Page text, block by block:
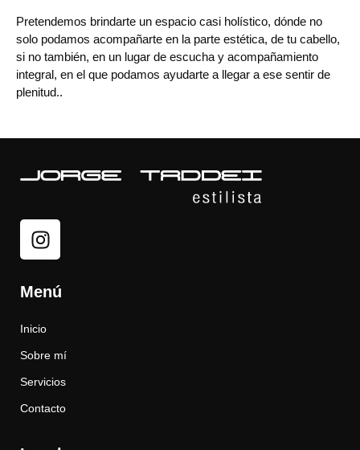
Pretendemos brindarte un espacio casi holístico, dónde no
solo podamos acompañarte en la parte estética, de tu cabello,
si no también, en un lugar de escucha y acompañamiento
integral, en el que podamos ayudarte a llegar a ese sentir de
plenitud..
Menú
Inicio
Sobre mí
Servicios
Contacto